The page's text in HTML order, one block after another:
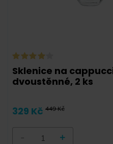
Sklenice na
dvoustěnné, 2 ks
329 Kč 449 Kč
+